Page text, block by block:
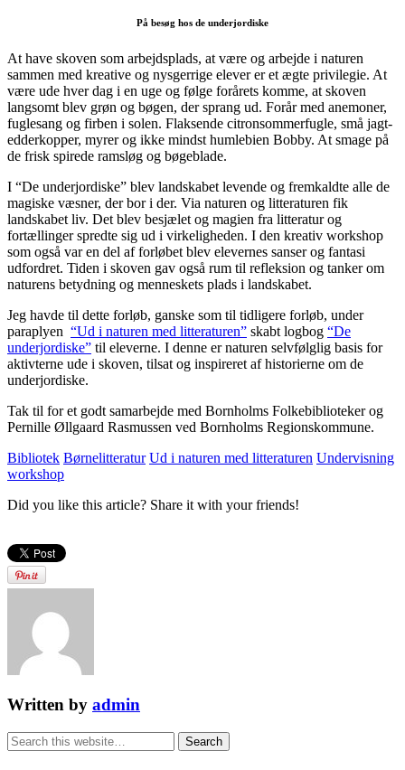
På besøg hos de underjordiske
At have skoven som arbejdsplads, at være og arbejde i naturen
sammen med kreative og nysgerrige elever er et ægte privilegie. At
være ude hver dag i en uge og følge forårets komme, at skoven
langsomt blev grøn og bøgen, der sprang ud. Forår med anemoner,
fuglesang og firben i solen. Flaksende citronsommerfugle, små jagt-
edderkopper, myrer og ikke mindst humlebien Bobby. At smage på
de frisk spirede ramsløg og bøgeblade.
I “De underjordiske” blev landskabet levende og fremkaldte alle de
magiske væsner, der bor i der. Via naturen og litteraturen fik
landskabet liv. Det blev besjælet og magien fra litteratur og
fortællinger spredte sig ud i virkeligheden. I den kreativ workshop
som også var en del af forløbet blev elevernes sanser og fantasi
udfordret. Tiden i skoven gav også rum til refleksion og tanker om
naturens betydning og menneskets plads i landskabet.
Jeg havde til dette forløb, ganske som til tidligere forløb, under
paraplyen “Ud i naturen med litteraturen” skabt logbog “De
underjordiske” til eleverne. I denne er naturen selvfølglig basis for
aktivterne ude i skoven, tilsat og inspireret af historierne om de
underjordiske.
Tak til for et godt samarbejde med Bornholms Folkebiblioteker og
Pernille Øllgaard Rasmussen ved Bornholms Regionskommune.
Bibliotek Børnelitteratur Ud i naturen med litteraturen Undervisning
workshop
Did you like this article? Share it with your friends!
Written by admin